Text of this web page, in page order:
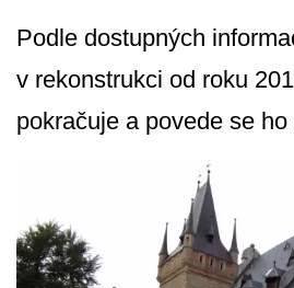
Podle dostupných
v rekonstrukci od roku
pokračuje a povede se ho